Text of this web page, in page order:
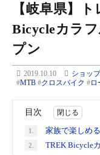
【岐阜県】
Bicycleカラ
プン
2019.10.10 ショップ
#MTB#クロスバイク #ロ
目次
1. 家族で楽しめ
2. TREK Bicycle